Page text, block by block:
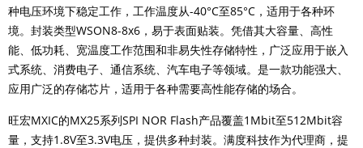
种电压环境下稳定工作，工作温度从-40°C至85°C，适用于各种环
境。封装类型WSON8-8x6，易于表面贴装。凭借其大容量、高性
能、低功耗、宽温度工作范围和非易失性存储特性，广泛应用于嵌入
式系统、消费电子、通信系统、汽车电子等领域。是一款功能强大、
应用广泛的存储芯片，适用于各种需要高性能存储的场合。
旺宏MXIC的MX25系列SPI NOR Flash产品覆盖1Mbit至512Mbit容
量，支持1.8V至3.3V电压，提供多种封装。满度科技作为代理商，提